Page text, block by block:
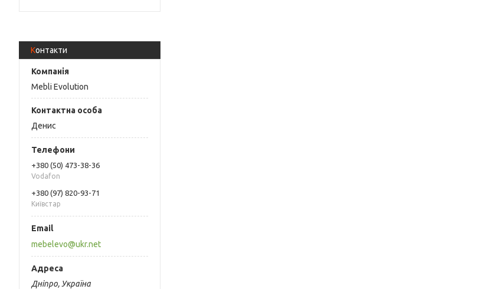
Контакти
Mebli Evolution
Денис
+380 (50) 473-38-36
Vodafon
+380 (97) 820-93-71
Київстар
mebelevo@ukr.net
Дніпро, Україна